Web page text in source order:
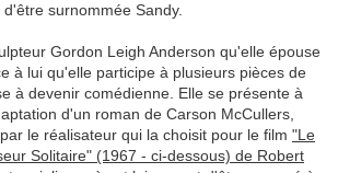
surnommée Sandy.
Gordon Leigh Anderson qu'elle épouse
à lui qu'elle participe à plusieurs pièces de
à devenir comédienne. Elle se présente à
d'un roman de Carson McCullers,
le réalisateur qui la choisit pour le film "Le
Solitaire" (1967 - ci-dessous) de Robert